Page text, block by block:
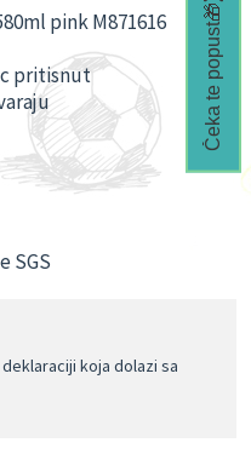
pink M871616
pritisnut
SGS
koja dolazi sa
Čeka te popust🎁